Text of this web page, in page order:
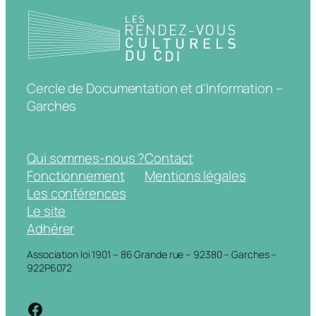
Cercle de Documentation et d'Information –
Garches
Qui sommes-nous ?
Fonctionnement
Les conférences
Le site
Adhérer
Contact
Mentions légales
Association loi 1901 – 86 Grande rue – 92380 – Garches –
922P6072
https://www.facebook.com/